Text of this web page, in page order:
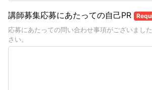
講師募集応募にあたっての自己PR
応募にあたっての問い合わせ事項がございまし
さい。